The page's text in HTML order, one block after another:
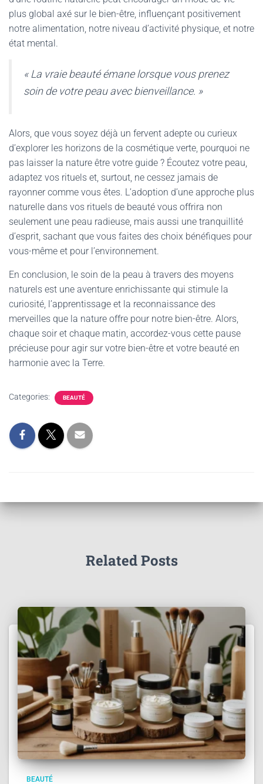
plus global axé sur le bien-être, influençant positivement
notre alimentation, notre niveau d’activité physique, et notre
état mental.
« La vraie beauté émane lorsque vous prenez
soin de votre peau avec bienveillance. »
Alors, que vous soyez déjà un fervent adepte ou curieux
d’explorer les horizons de la cosmétique verte, pourquoi ne
pas laisser la nature être votre guide ? Écoutez votre peau,
adaptez vos rituels et, surtout, ne cessez jamais de
rayonner comme vous êtes. L’adoption d’une approche plus
naturelle dans vos rituels de beauté vous offrira non
seulement une peau radieuse, mais aussi une tranquillité
d’esprit, sachant que vous faites des choix bénéfiques pour
vous-même et pour l’environnement.
En conclusion, le soin de la peau à travers des moyens
naturels est une aventure enrichissante qui stimule la
curiosité, l’apprentissage et la reconnaissance des
merveilles que la nature offre pour notre bien-être. Alors,
chaque soir et chaque matin, accordez-vous cette pause
précieuse pour agir sur votre bien-être et votre beauté en
harmonie avec la Terre.
Categories: BEAUTÉ
Related Posts
BEAUTÉ